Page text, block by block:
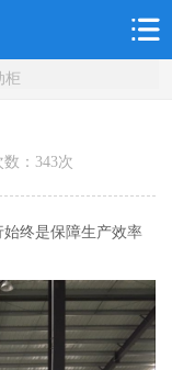
柜
：343次
终是保障生产效率